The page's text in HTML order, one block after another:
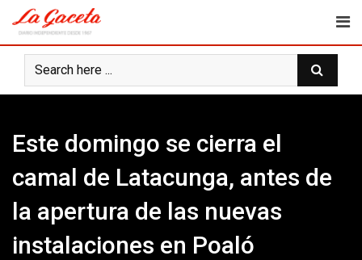
content
Este domingo se cierra el
camal de Latacunga, antes de
la apertura de las nuevas
instalaciones en Poaló